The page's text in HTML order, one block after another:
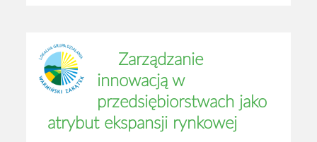
Zarządzanie
innowacją w
przedsiębiorstwach jako
atrybut ekspansji rynkowej